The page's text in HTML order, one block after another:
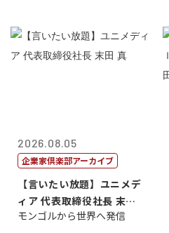
2026.08.05
企業家倶楽部アーカイブ
【言いたい放題】ユニメデ
ィア 代表取締役社長 末田
真
モンゴルから世界へ発信